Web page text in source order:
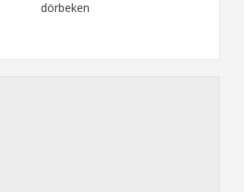
dörbeken